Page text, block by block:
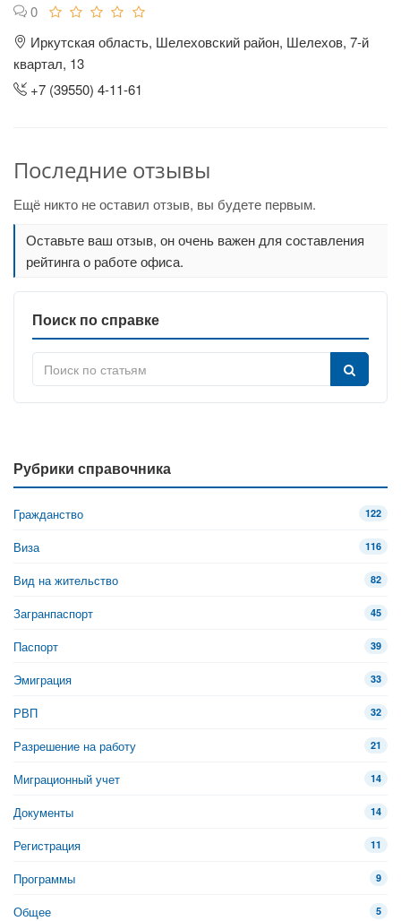
0
Иркутская область, Шелеховский район, Шелехов, 7-й
квартал, 13
+7 (39550) 4-11-61
Последние отзывы
Ещё никто не оставил отзыв, вы будете первым.
Оставьте ваш отзыв, он очень важен для составления
рейтинга о работе офиса.
Поиск по справке
Рубрики справочника
Гражданство 122
Виза 116
Вид на жительство 82
Загранпаспорт 45
Паспорт 39
Эмиграция 33
РВП 32
Разрешение на работу 21
Миграционный учет 14
Документы 14
Регистрация 11
Программы 9
Общее 5